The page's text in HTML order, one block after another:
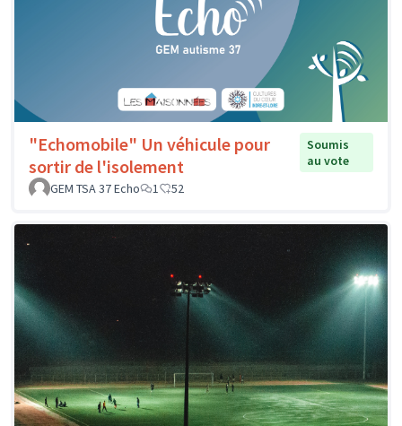
"Echomobile" Un véhicule pour
sortir de l'isolement
Soumis
au vote
GEM TSA 37 Echo
1 52